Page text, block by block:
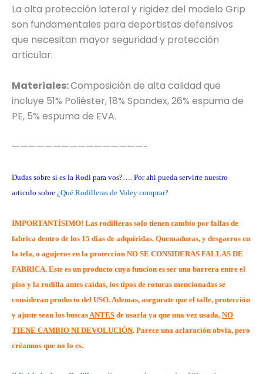
La alta protección lateral y rigidez del modelo Grip
son fundamentales para deportistas defensivos
que necesitan mayor seguridad y protección
articular.
Materiales:Composición de alta calidad que
incluye 51% Poliéster, 18% Spandex, 26% espuma de
PE, 5% espuma de EVA.
————————————————-
Dudas sobre si es la Rodi para vos?…. Por ahi pueda servirte nuestro
articulo sobre ¿Qué Rodilleras de Voley comprar?
IMPORTANTÍSIMO! Las rodilleras solo tienen cambio por fallas de
fabrica dentro de los 15 dias de adquiridas. Quemaduras, y desgarros en
la tela, o agujeros en la proteccion NO SE CONSIDERAS FALLAS DE
FABRICA. Este es un producto cuya funcion es ser una barrera entre el
piso y la rodilla antes caidas, los tipos de roturas mencionadas se
consideran producto del USO. Ademas, asegurate que el talle, protección
y ajuste sean los buscas ANTES de usarla ya que una vez usada, NO
TIENE CAMBIO NI DEVOLUCIÓN. Parece una aclaración obvia, pero
créannos que no lo es.